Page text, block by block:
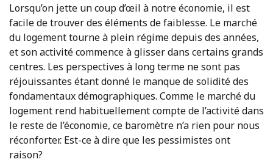
Lorsqu’on jette un coup d’œil à notre économie, il est
facile de trouver des éléments de faiblesse. Le marché
du logement tourne à plein régime depuis des années,
et son activité commence à glisser dans certains grands
centres. Les perspectives à long terme ne sont pas
réjouissantes étant donné le manque de solidité des
fondamentaux démographiques. Comme le marché du
logement rend habituellement compte de l’activité dans
le reste de l’économie, ce baromètre n’a rien pour nous
réconforter. Est-ce à dire que les pessimistes ont
raison?